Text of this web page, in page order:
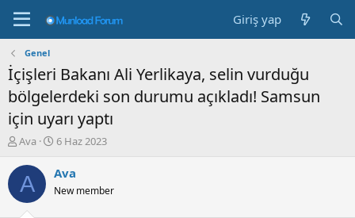
Giriş yap
Genel
İçişleri Bakanı Ali Yerlikaya, selin vurduğu
bölgelerdeki son durumu açıkladı! Samsun
için uyarı yaptı
K
n
b
u
Ava
B
ş
a
6 Haz 2023
A Ava
New member